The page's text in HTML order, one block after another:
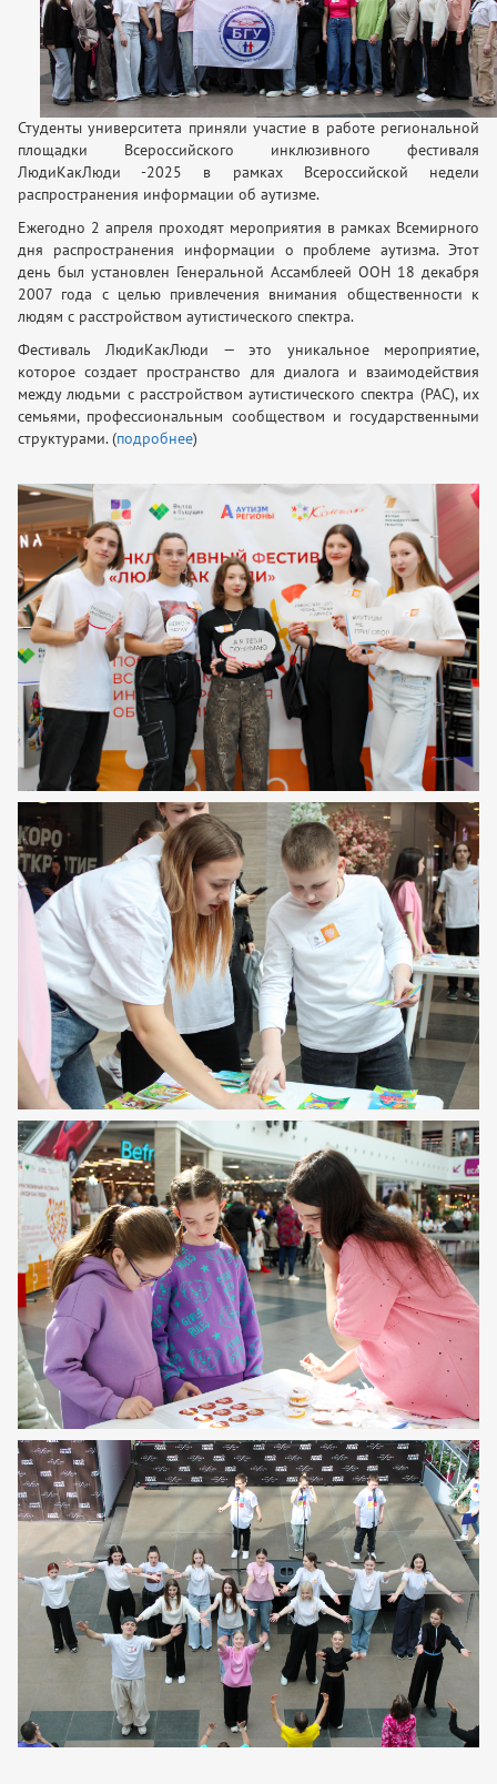
Студенты университета приняли участие в работе региональной
площадки Всероссийского инклюзивного фестиваля
ЛюдиКакЛюди -2025 в рамках Всероссийской недели
распространения информации об аутизме.
Ежегодно 2 апреля проходят мероприятия в рамках Всемирного
дня распространения информации о проблеме аутизма. Этот
день был установлен Генеральной Ассамблеей ООН 18 декабря
2007 года с целью привлечения внимания общественности к
людям с расстройством аутистического спектра.
Фестиваль ЛюдиКакЛюди — это уникальное мероприятие,
которое создает пространство для диалога и взаимодействия
между людьми с расстройством аутистического спектра (РАС), их
семьями, профессиональным сообществом и государственными
структурами. (подробнее)